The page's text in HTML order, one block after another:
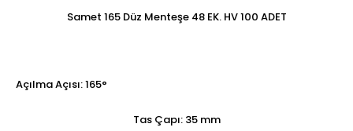
Samet 165 Düz Menteşe 48 EK. HV 100 ADET
Açılma Açısı: 165°
Tas Çapı: 35 mm